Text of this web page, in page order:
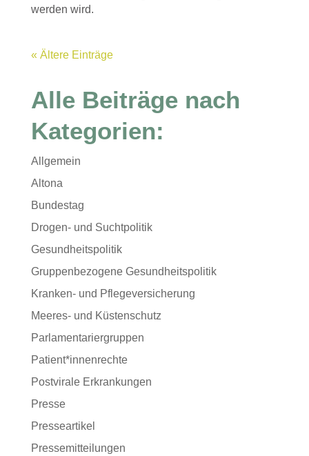
werden wird.
« Ältere Einträge
Alle Beiträge nach
Kategorien:
Allgemein
Altona
Bundestag
Drogen- und Suchtpolitik
Gesundheitspolitik
Gruppenbezogene Gesundheitspolitik
Kranken- und Pflegeversicherung
Meeres- und Küstenschutz
Parlamentariergruppen
Patient*innenrechte
Postvirale Erkrankungen
Presse
Presseartikel
Pressemitteilungen